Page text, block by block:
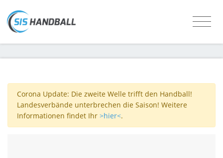
Corona Update: Die zweite Welle trifft den Handball!
Landesverbände unterbrechen die Saison! Weitere
Informationen findet Ihr >hier<.